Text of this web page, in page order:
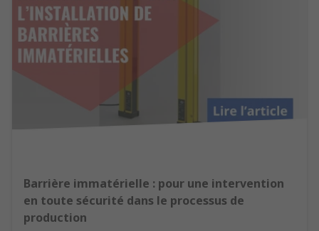
Barrière immatérielle : pour une intervention
en toute sécurité dans le processus de
production